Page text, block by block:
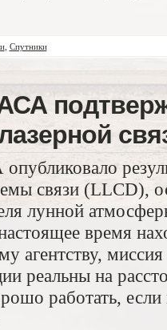
, Спутники
связи (LLCD),
лунной
время
агентству,
реальны на
работать,